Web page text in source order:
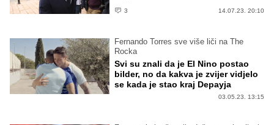
3 14.07.23. 20:10
Fernando Torres sve više liči na The
Rocka
Svi su znali da je El Nino postao
bilder, no da kakva je zvijer vidjelo
se kada je stao kraj Depayja
03.05.23. 13:15